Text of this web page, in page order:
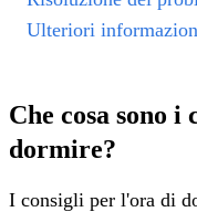
Ulteriori
Che cosa sono
dormire?
I consigli per l'ora di